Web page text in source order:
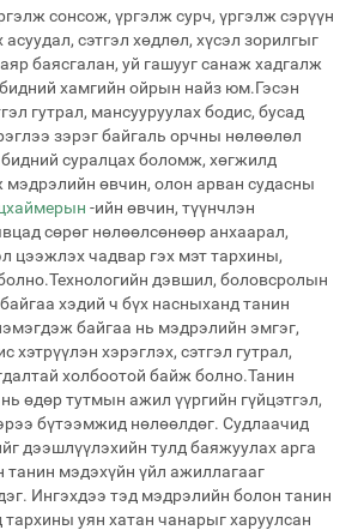
сонсож, үргэлж сурч, үргэлж сэрүүн
сэтгэл хөдлөл, хүсэл зорилгыг
баясгалан, уй гашууг санаж хадгалж
хамгийн ойрын найз юм.Гэсэн
гутрал, мансууруулах бодис, бусад
зэрэг байгаль орчны нөлөөлөл
суралцах боломж, хөгжилд
өвчин, олон арван судасны
-ийн өвчин, түүнчлэн
сөрөг нөлөөлсөнөөр анхаарал,
цээжлэх чадвар гэх мэт тархины,
дэвшил, боловсролын
хэдий ч бүх насныханд танин
байгаа нь мэдрэлийн эмгэг,
хэтрүүлэн хэрэглэх, сэтгэл гутрал,
холбоотой байж болно.Танин
өдөр тутмын ажил үүргийн гүйцэтгэл,
бүтээмжид нөлөөлдөг. Судлаачид
дээшлүүлэхийн тулд баяжуулах арга
танин мэдэхүйн үйл ажиллагааг
Ингэхдээ тэд мэдрэлийн болон танин
уян хатан чанарыг харуулсан